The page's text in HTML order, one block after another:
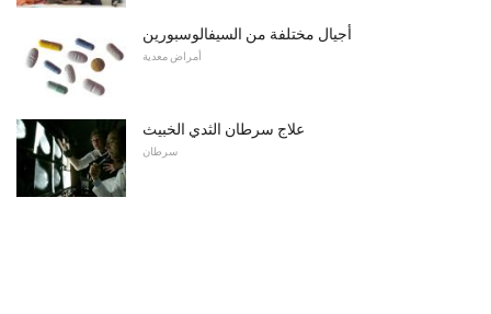
أجيال مختلفة من السيفالوسبورين
أمراض معدية
علاج سرطان الثدي الخبيث
سرطان